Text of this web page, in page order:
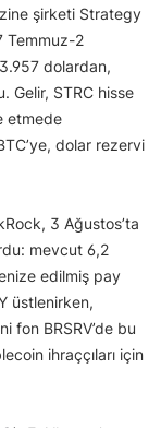
şirketi Strategy
Temmuz-2
dolardan,
Gelir, STRC hisse
etmede
dolar rezervi
3 Ağustos’ta
mevcut 6,2
edilmiş pay
üstlenirken,
fon BRSRV’de bu
ihraççıları için